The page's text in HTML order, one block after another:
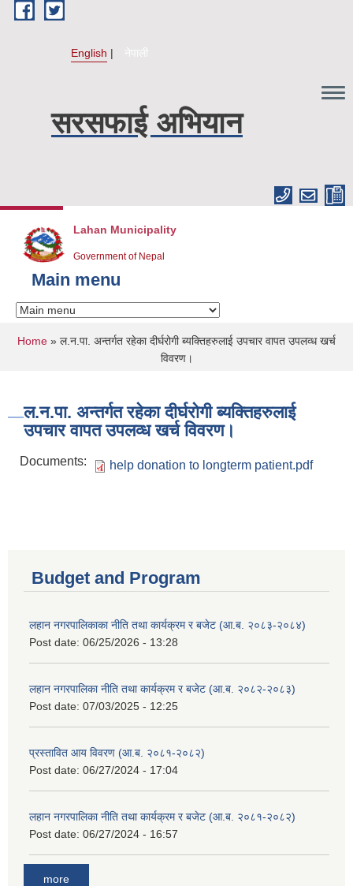
Skip to main content
English नेपाली
सरसफाई अभियान
Lahan Municipality
Government of Nepal
Main menu
You are here
Home » ल.न.पा. अन्तर्गत रहेका दीर्घरोगी ब्यक्तिहरुलाई उपचार वापत उपलव्ध खर्च
विवरण।
ल.न.पा. अन्तर्गत रहेका दीर्घरोगी ब्यक्तिहरुलाई
उपचार वापत उपलव्ध खर्च विवरण।
Documents: help donation to longterm patient.pdf
Budget and Program
लहान नगरपालिकाका नीति तथा कार्यक्रम र बजेट (आ.ब. २०८३-२०८४)
Post date: 06/25/2026 - 13:28
लहान नगरपालिका नीति तथा कार्यक्रम र बजेट (आ.ब. २०८२-२०८३)
Post date: 07/03/2025 - 12:25
प्रस्तावित आय विवरण (आ.ब. २०८१-२०८२)
Post date: 06/27/2024 - 17:04
लहान नगरपालिका नीति तथा कार्यक्रम र बजेट (आ.ब. २०८१-२०८२)
Post date: 06/27/2024 - 16:57
more